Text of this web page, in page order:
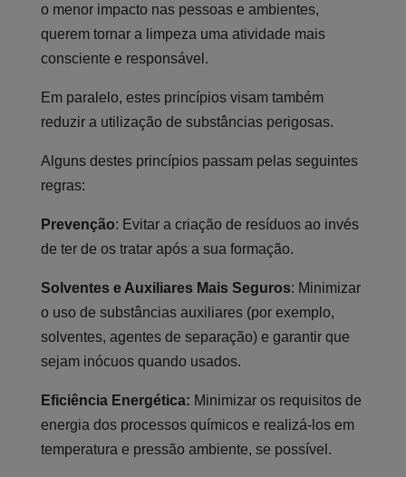
o menor impacto nas pessoas e ambientes,
querem tornar a limpeza uma atividade mais
consciente e responsável.
Em paralelo, estes princípios visam também
reduzir a utilização de substâncias perigosas.
Alguns destes princípios passam pelas seguintes
regras:
Prevenção: Evitar a criação de resíduos ao invés
de ter de os tratar após a sua formação.
Solventes e Auxiliares Mais Seguros: Minimizar
o uso de substâncias auxiliares (por exemplo,
solventes, agentes de separação) e garantir que
sejam inócuos quando usados.
Eficiência Energética: Minimizar os requisitos de
energia dos processos químicos e realizá-los em
temperatura e pressão ambiente, se possível.